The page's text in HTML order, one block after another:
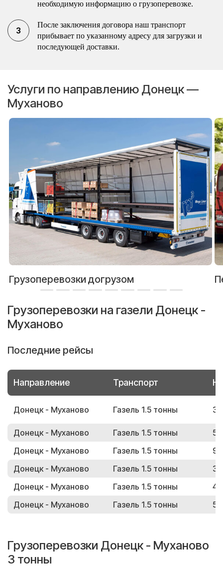
необходимую информацию о грузоперевозке.
После заключения договора наш транспорт
прибывает по указанному адресу для загрузки и
последующей доставки.
Услуги по направлению Донецк —
Муханово
Грузоперевозки догрузом
Грузоперевозки на газели Донецк -
Муханово
Последние рейсы
Направление Транспорт
Донецк - Муханово Газель 1.5 тонны
Донецк - Муханово Газель 1.5 тонны
Донецк - Муханово
Газель 1.5 тонны
Донецк - Муханово
Газель 1.5 тонны
Донецк - Муханово
Газель 1.5 тонны
Донецк - Муханово
Газель 1.5 тонны
Грузоперевозки Донецк - Муханово
3 тонны